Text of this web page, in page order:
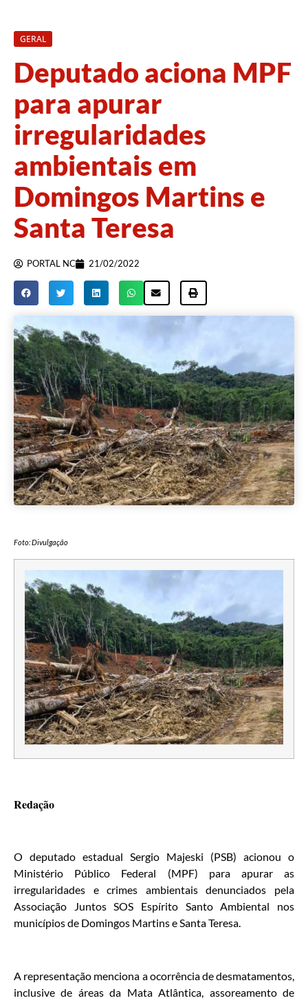
GERAL
Deputado aciona MPF
para apurar
irregularidades
ambientais em
Domingos Martins e
Santa Teresa
PORTAL NC 21/02/2022
Foto: Divulgação
Redação
O deputado estadual Sergio Majeski (PSB) acionou o
Ministério Público Federal (MPF) para apurar as
irregularidades e crimes ambientais denunciados pela
Associação Juntos SOS Espírito Santo Ambiental nos
municípios de Domingos Martins e Santa Teresa.
A representação menciona a ocorrência de desmatamentos,
inclusive de áreas da Mata Atlântica, assoreamento de